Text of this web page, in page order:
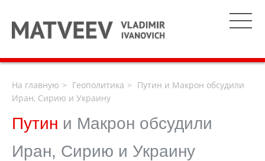
На главную Геополитика
Путин и Макрон обсудили
Иран, Сирию и Украину
Путин и Макрон обсудили
Иран, Сирию и Украину